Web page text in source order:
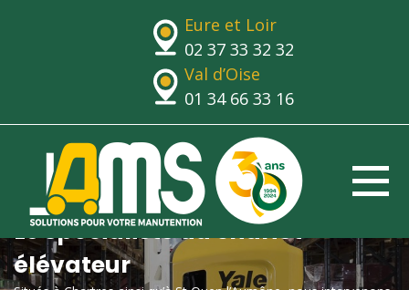
Eure et Loir
02 37 33 32 32
Val d’Oise
01 34 66 33 16
Le spécialiste du chariot
élévateur